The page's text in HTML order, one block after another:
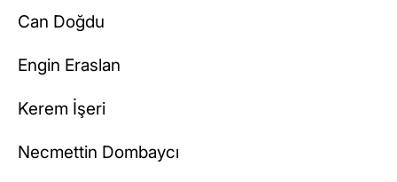
Can Doğdu
Engin Eraslan
Kerem İşeri
Necmettin Dombaycı